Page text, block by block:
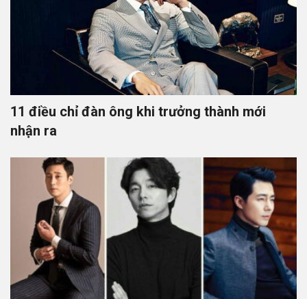
11 điều chỉ đàn ông khi trưởng thành mới
nhận ra